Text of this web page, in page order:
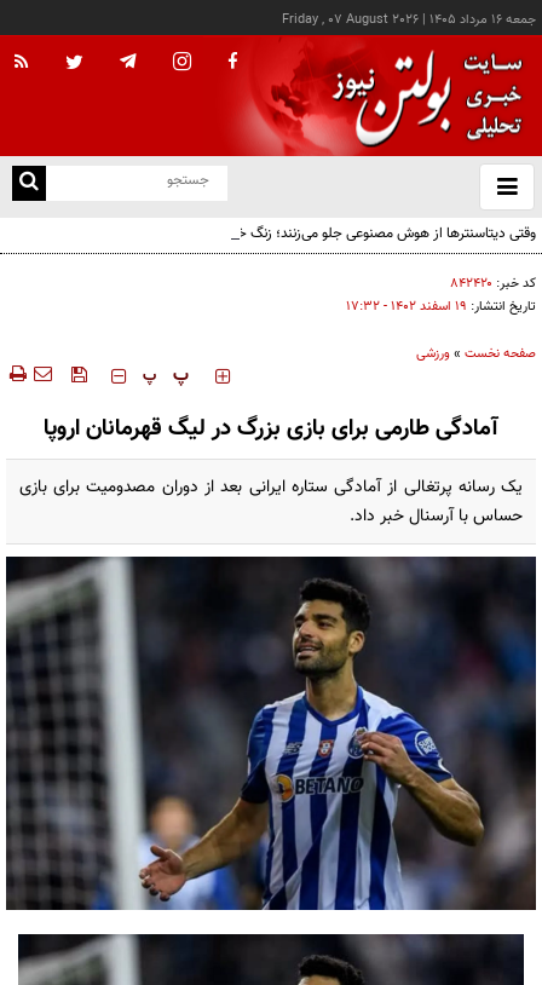
جمعه ۱۶ مرداد ۱۴۰۵ |
Friday , 07 August 2026
باز
و
وقتی دیتاسنترها از هوش مصنوعی جلو می‌زنند؛ زنگ خطر برای اقتصاد AI
کد خبر: ۸۴۲۴۲۰
تاریخ انتشار: ۱۹ اسفند ۱۴۰۲ - ۱۷:۳۲
صفحه نخست »ورزشی
‍‍‍ پ پ
آمادگی طارمی برای بازی بزرگ در لیگ قهرمانان اروپا
یک رسانه پرتغالی از آمادگی ستاره ایرانی بعد از دوران مصدومیت برای بازی
حساس با آرسنال خبر داد.